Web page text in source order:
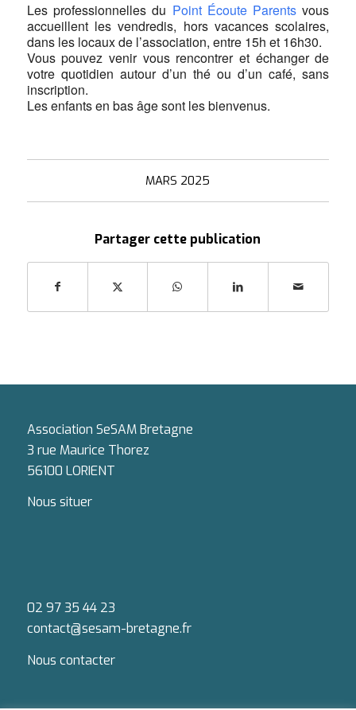
Les professionnelles du Point Écoute Parents vous
accueillent les vendredis, hors vacances scolaires,
dans les locaux de l’association, entre 15h et 16h30.
Vous pouvez venir vous rencontrer et échanger de
votre quotidien autour d’un thé ou d’un café, sans
inscription.
Les enfants en bas âge sont les bienvenus.
MARS 2025
Partager cette publication
Association SeSAM Bretagne
3 rue Maurice Thorez
56100 LORIENT
Nous situer
02 97 35 44 23
contact@sesam-bretagne.fr
Nous contacter